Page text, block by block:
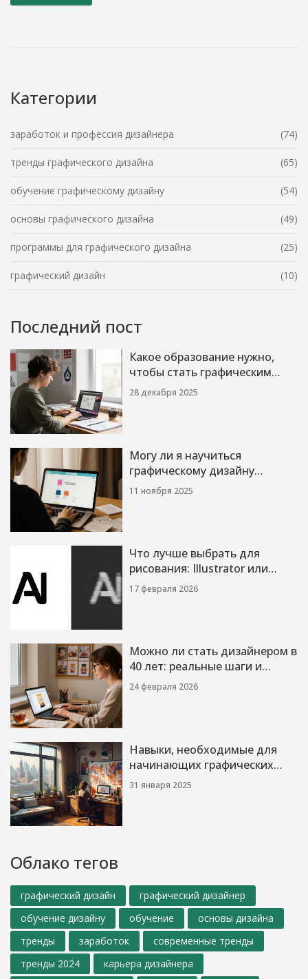
Категории
заработок и профессия дизайнера (74)
тренды графического дизайна (65)
обучение графическому дизайну (54)
основы графического дизайна (49)
программы для графического дизайна (25)
графический дизайн (10)
Последний пост
Какое образование нужно,
чтобы стать графическим
дизайнером в 2025 году
28 декабря 2025
Могу ли я научиться
графическому дизайну
самостоятельно?
Практическое руководство
11 ноября 2025
Что лучше выбрать для
рисования: Illustrator или
Photoshop?
17 февраля 2026
Можно ли стать дизайнером в
40 лет: реальные шаги и
примеры
24 февраля 2026
Навыки, необходимые для
начинающих графических
дизайнеров
31 января 2025
Облако тегов
графический дизайн
графический дизайнер
обучение дизайну
обучение
основы дизайна
тренды
заработок
современные тренды
тренды 2024
карьера дизайнера